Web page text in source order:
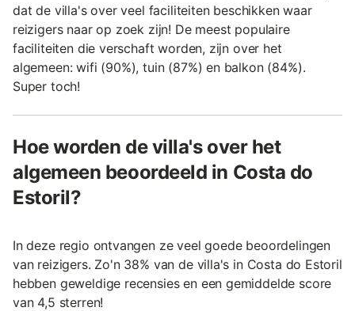
dat de villa's over veel faciliteiten beschikken waar
reizigers naar op zoek zijn! De meest populaire
faciliteiten die verschaft worden, zijn over het
algemeen: wifi (90%), tuin (87%) en balkon (84%).
Super toch!
Hoe worden de villa's over het
algemeen beoordeeld in Costa do
Estoril?
In deze regio ontvangen ze veel goede beoordelingen
van reizigers. Zo'n 38% van de villa's in Costa do Estoril
hebben geweldige recensies en een gemiddelde score
van 4,5 sterren!